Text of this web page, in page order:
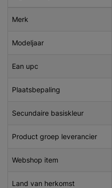
Merk
Modeljaar
Ean upc
Plaatsbepaling
Secundaire basiskleur
Product groep leverancier
Webshop item
Land van herkomst